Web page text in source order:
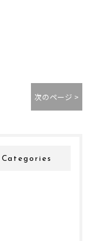
次のページ >
Categories